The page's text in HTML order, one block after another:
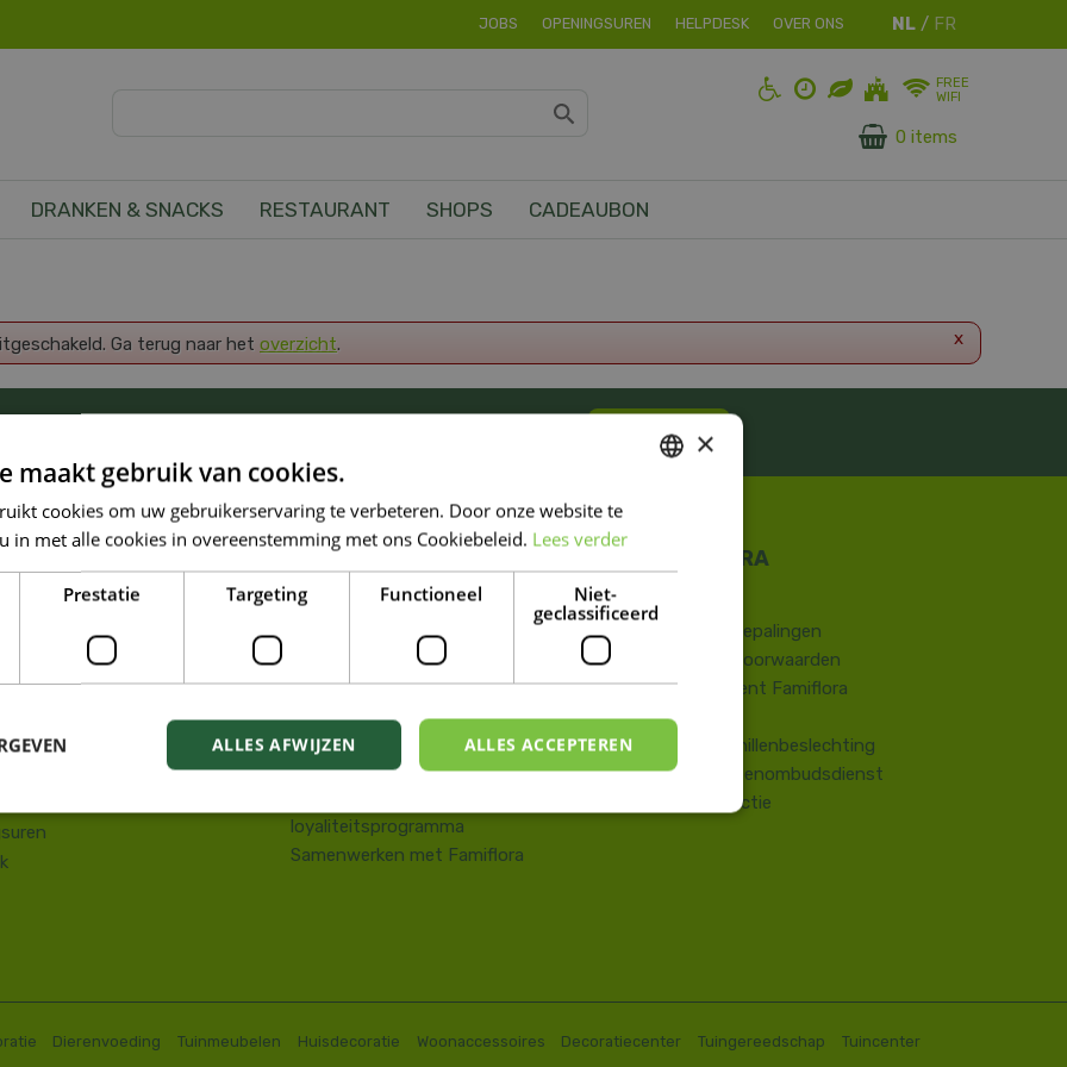
JOBS OPENINGSUREN HELPDESK OVER ONS
FREE
WIFI
0 items
DRANKEN & SNACKS RESTAURANT SHOPS CADEAUBON
x
Ga terug naar het overzicht.
Inschrijven
143
41 10 08
nummer: 0208:0845509606
Tuin
Famiresto
Foodhall
Mobiele applicatie Famiflora
Privacy policy
loyaliteitsprogramma
Samenwerken met Famiflora
Contact
​Wettelijke bepalingen
Algemene voorwaarden
Huisreglement Famiflora
Vragen
Onlinegeschillenbeslechting
Consumentenombudsdienst
Terugroepactie
Dierenvoeding Tuinmeubelen Huisdecoratie Woonaccessoires Decoratiecenter Tuingereedschap Tuincenter
×
maakt gebruik van cookies.
cookies om uw gebruikerservaring te verbeteren. Door onze website te
in met alle cookies in overeenstemming met ons Cookiebeleid. Lees verder
Prestatie Targeting Functioneel
Niet-
geclassificeerd
ALLES ACCEPTEREN
ALLES AFWIJZEN